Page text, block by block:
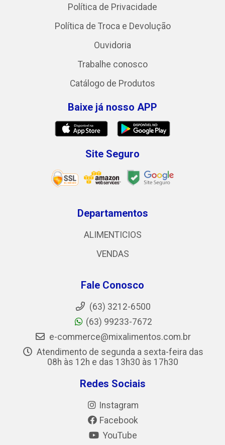
Política de Privacidade
Política de Troca e Devolução
Ouvidoria
Trabalhe conosco
Catálogo de Produtos
Baixe já nosso APP
Site Seguro
Departamentos
ALIMENTICIOS
VENDAS
Fale Conosco
(63) 3212-6500
(63) 99233-7672
e-commerce@mixalimentos.com.br
Atendimento de segunda a sexta-feira das
08h às 12h e das 13h30 às 17h30
Redes Sociais
Instagram
Facebook
YouTube